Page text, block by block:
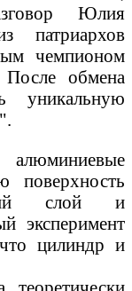
Юлия
патриархов
чемпионом
обмена
уникальную
слой и
эксперимент
цилиндр и